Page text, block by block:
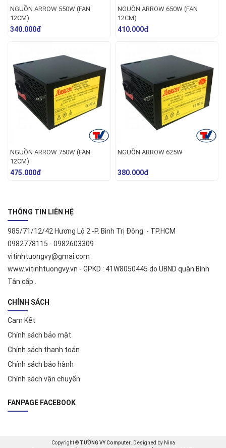
NGUỒN ARROW 550W (FAN
12CM)
340.000đ
NGUỒN ARROW 650W (FAN
12CM)
410.000đ
NGUỒN ARROW 750W (FAN
12CM)
475.000đ
NGUỒN ARROW 625W
380.000đ
THÔNG TIN LIÊN HỆ
985/71/12/42 Hương Lộ 2 -P. Bình Trị Đông - TP.HCM
0982778115 - 0982603309
vitinhtuongvy@gmai.com
www.vitinhtuongvy.vn - GPKD : 41W8050445 do UBND quận Bình
Tân cấp .
CHÍNH SÁCH
Cam Kết
Chính sách bảo mật
Chính sách thanh toán
Chính sách bảo hành
Chính sách vận chuyển
FANPAGE FACEBOOK
Copyright © TƯỜNG VY Computer. Designed by Nina